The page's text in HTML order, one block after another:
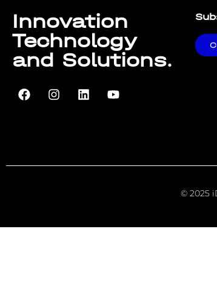
Innovation
Technology
and Solutions.
© 2025